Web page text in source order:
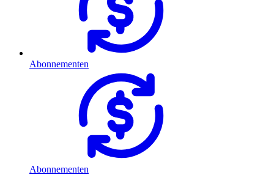
Abonnementen
Abonnementen